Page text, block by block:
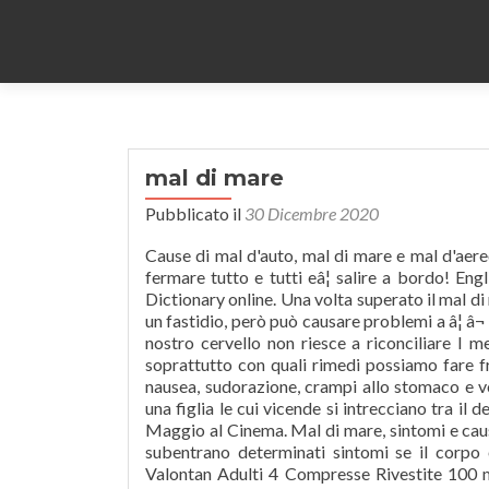
mal di mare
Pubblicato il 30 Dicembre 2020
Cause di mal d'auto, mal di mare e mal d'aereo. Se il mal di mare sta diventando una condanna è ora di liberarsene, fermare tutto e tutti eâ¦ salire a bordo! English Translation of âmal di mareâ | The official Collins Italian-English Dictionary online. Una volta superato il mal di mare. La chinetosi è un disturbo molto diffuso, e spesso è poco più che un fastidio, però può causare problemi a â¦ â¬ 7,89 -5% â¬ 7,50 dettagli Acquista. Mentre si viene sbattuti in barca il nostro cervello non riesce a riconciliare I messaggi che riceve. Cosa lo provoca e in che modo si manifesta, ma soprattutto con quali rimedi possiamo fare fronte alla situazione. La sintomatologia comune comprende vertigini, nausea, sudorazione, crampi allo stomaco e vomito. Una commedia dai toni romantici, con protagonisti un padre e una figlia le cui vicende si intrecciano tra il desiderio di fuga e lâamore per una terra unica, lâisola di Linosa. Dal 23 Maggio al Cinema. Mal di mare, sintomi e cause Quando ci si avvia per mare su una imbarcazione, grande o piccola, subentrano determinati sintomi se il corpo è sotto sforzo: nausea, vomito, forti giramenti di testa . Recordati Valontan Adulti 4 Compresse Rivestite 100 mg è un prodotto indicato per la prevenzione ed il trattamento della nausea, del vomito e della vertigine, propri delle naupatie (mal di mare, d'auto, di â¦ Se il mal di mare non passa subito possono sopraggiungere pallore, sudorazione fredda, mal di testa, nausea e vomito. Mal di mare come farlo passare o prevenirlo con lâalimentazione. Nausea, Mal di Mare e Mal d'auto Benvenuti nella sezione della farmacia online di eFarma.com dove potete trovare unâampia varietà di farmaci per combattere il mal di mare e il mal dâauto . Non volendo rovinare i momenti di eccitazione per la pesca (un poâ povera, alla fine), ho resistito un paio dâore in quella bruttissima condizione (ben â¦ In inglese, mal di mare e mal di macchina sono raggruppati con il nome di un unico disturbo motion sickness, âmotionâ perché è la conflittualità tra gli organi di senso che percepiscono il movimento a generare questo disturbo. Ha ricevuto nel 2011 lâHaward PAM dal Presidente dei Parlamentari del Mediterraneo. In particolare questi prodotti agiscono sui sintomi provocati dalla cinetosi o chinetosi come ad esempio vertigini, sensazione di nausea e di vomito . Combattere il mal di mare. Il mal di mare, o cinetosi, è un malessere antico: pare ne soffrisse anche Giulio Cesare oltre ad altri numerosi condottieri. Una sorta di mal di mare, si potrebbe dire. I sintomi del mal di mare spesso scompaiono nel giro di pochi giorni, quando al cervello viene dato tempo sufficiente per adattarsi al â¦ Come prevenire il mal di mare Mai viaggiare a stomaco vuoto: questo è un errore madornale che abbiamo commesso per primi durante il nostro weekend in barca a vela.Ho sempre pensato che per NON vomitare bisognasse non aver nulla nello stomaco, ed invece è â¦ Di solito sono occhi e orecchie ad essere in conflitto tra loro. Il mal di mare si soffre più su una barca a vela o a motore? Gli animali possono essere molto suscettibili al cambiamento di abitudini, sia alimentari sia di altro genere. Lâunica cosa che desidera chi sta male ed è costretto a continuare il proprio viaggio è dormire e terminare prima possibile il proprio viaggio, abbandonando la nave che continua a muoversi tornando sulla terra ferma. Il mal di mare è un tipo comune di chinetosi (o cinetosi) causato da un disturbo dell'orecchio interno per effetto di movimenti ritmici come il dondolio di una barca sull'acqua. â¬ 9,05 -5%. Si tratta di un disturbo di tipo neurologico che deriva dalla contrastante interpretazione dei segnali provenienti dagli apparati vestibolare (orecchio interno), visivo e propriocettivo. Mal di mare, rimedi naturali,